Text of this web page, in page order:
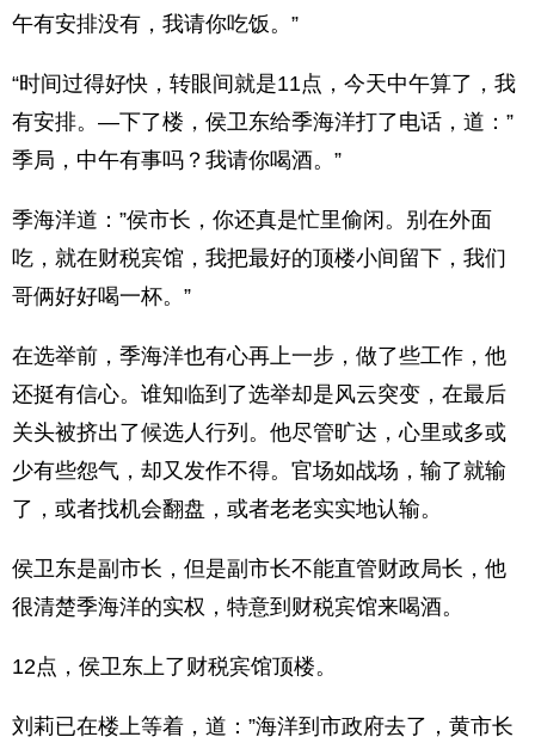
午有安排没有，我请你吃饭。”
“时间过得好快，转眼间就是11点，今天中午算了，我
有安排。―下了楼，侯卫东给季海洋打了电话，道：”
季局，中午有事吗？我请你喝酒。”
季海洋道：”侯市长，你还真是忙里偷闲。别在外面
吃，就在财税宾馆，我把最好的顶楼小间留下，我们
哥俩好好喝一杯。”
在选举前，季海洋也有心再上一步，做了些工作，他
还挺有信心。谁知临到了选举却是风云突变，在最后
关头被挤出了候选人行列。他尽管旷达，心里或多或
少有些怨气，却又发作不得。官场如战场，输了就输
了，或者找机会翻盘，或者老老实实地认输。
侯卫东是副市长，但是副市长不能直管财政局长，他
很清楚季海洋的实权，特意到财税宾馆来喝酒。
12点，侯卫东上了财税宾馆顶楼。
刘莉已在楼上等着，道：”海洋到市政府去了，黄市长